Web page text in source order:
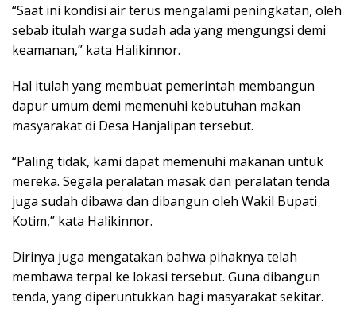
“Saat ini kondisi air terus mengalami peningkatan, oleh
sebab itulah warga sudah ada yang mengungsi demi
keamanan,” kata Halikinnor.
Hal itulah yang membuat pemerintah membangun
dapur umum demi memenuhi kebutuhan makan
masyarakat di Desa Hanjalipan tersebut.
“Paling tidak, kami dapat memenuhi makanan untuk
mereka. Segala peralatan masak dan peralatan tenda
juga sudah dibawa dan dibangun oleh Wakil Bupati
Kotim,” kata Halikinnor.
Dirinya juga mengatakan bahwa pihaknya telah
membawa terpal ke lokasi tersebut. Guna dibangun
tenda, yang diperuntukkan bagi masyarakat sekitar.